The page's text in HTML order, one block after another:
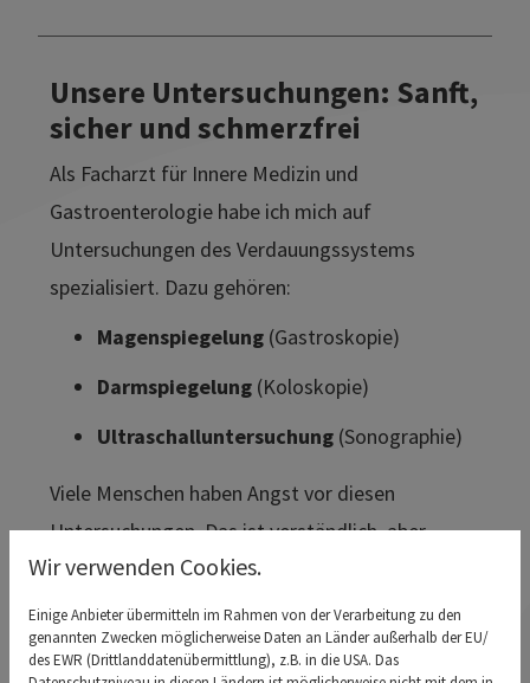
Unsere Untersuchungen: Sanft,
sicher und schmerzfrei
Als Facharzt für Innere Medizin und
Gastroenterologie habe ich mich auf
Untersuchungen des Verdauungssystems
spezialisiert. Dazu gehören:
Magenspiegelung (Gastroskopie)
Darmspiegelung (Koloskopie)
Ultraschalluntersuchung (Sonographie)
Viele Menschen haben Angst vor diesen
Untersuchungen. Das ist verständlich, aber
meistens unbegründet. Dank moderner Technik
und schonender Methoden verlaufen die
Untersuchungen heute schmerzfrei und sicher.
Wir verwenden Cookies.
Einige Anbieter übermitteln im Rahmen von der Verarbeitung zu den
genannten Zwecken möglicherweise Daten an Länder außerhalb der EU/
des EWR (Drittlanddatenübermittlung), z.B. in die USA. Das